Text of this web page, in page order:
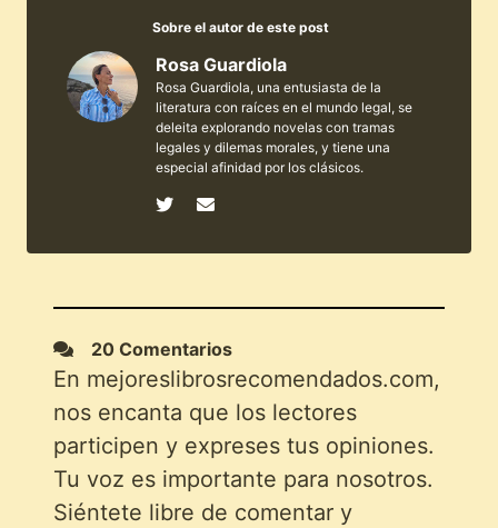
Sobre el autor de este post
Rosa Guardiola
Rosa Guardiola, una entusiasta de la
literatura con raíces en el mundo legal, se
deleita explorando novelas con tramas
legales y dilemas morales, y tiene una
especial afinidad por los clásicos.
20 Comentarios
En mejoreslibrosrecomendados.com,
nos encanta que los lectores
participen y expreses tus opiniones.
Tu voz es importante para nosotros.
Siéntete libre de comentar y